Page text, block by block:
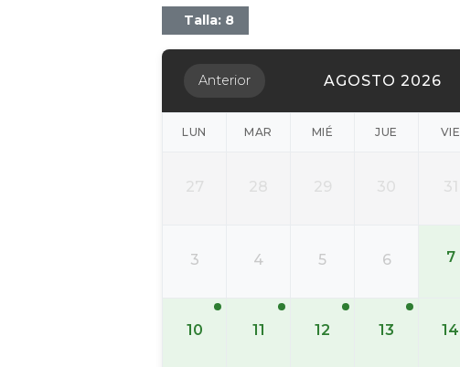
Talla: 8
Anterior AGOSTO 2026
LUN MAR MIÉ JUE VIE
27 28 29 30 31
3 4 5 6 7
10 11 12 13 14